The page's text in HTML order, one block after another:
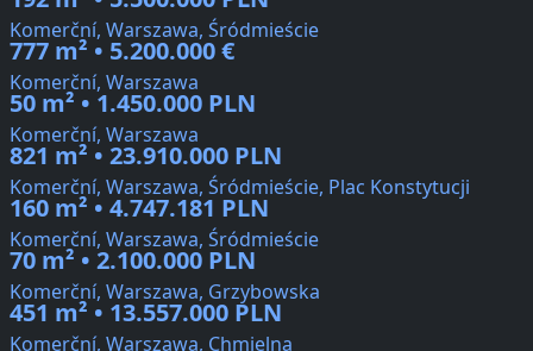
Komerční, Warszawa, Śródmieście
777 m² • 5.200.000 €
Komerční, Warszawa
50 m² • 1.450.000 PLN
Komerční, Warszawa
821 m² • 23.910.000 PLN
Komerční, Warszawa, Śródmieście, Plac Konstytucji
160 m² • 4.747.181 PLN
Komerční, Warszawa, Śródmieście
70 m² • 2.100.000 PLN
Komerční, Warszawa, Grzybowska
451 m² • 13.557.000 PLN
Komerční, Warszawa, Chmielna